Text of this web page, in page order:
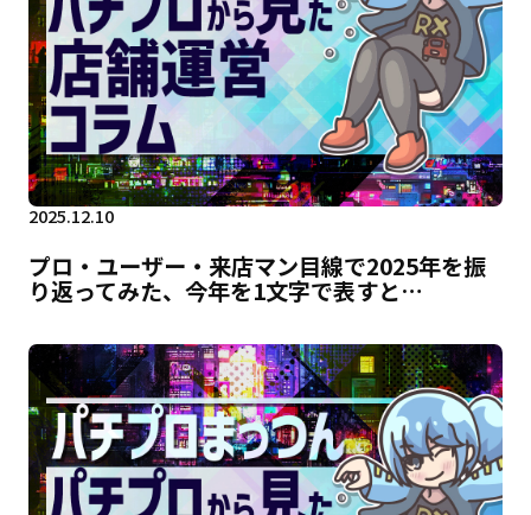
2025.12.10
プロ・ユーザー・来店マン目線で2025年を振
り返ってみた、今年を1文字で表すと…